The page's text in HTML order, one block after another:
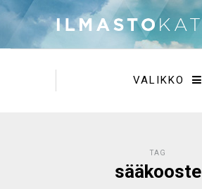
VALIKKO
TAG
sääkooste